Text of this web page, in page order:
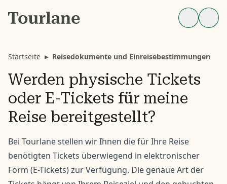
Startseite ▸ Reisedokumente und Einreisebestimmungen
Werden physische Tickets
oder E-Tickets für meine
Reise bereitgestellt?
Bei Tourlane stellen wir Ihnen die für Ihre Reise
benötigten Tickets überwiegend in elektronischer
Form (E-Tickets) zur Verfügung. Die genaue Art der